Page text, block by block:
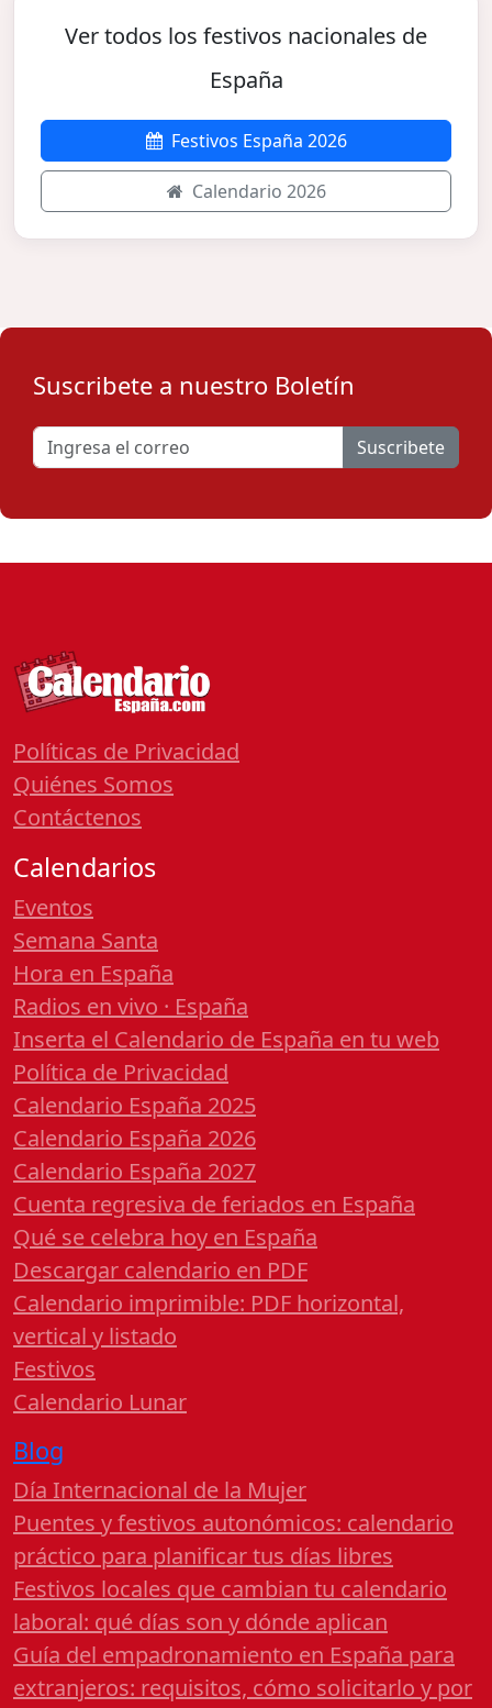
Ver todos los festivos nacionales de
España
Festivos España 2026
Calendario 2026
Suscribete a nuestro Boletín
Suscribete
Políticas de Privacidad
Quiénes Somos
Contáctenos
Calendarios
Eventos
Semana Santa
Hora en España
Radios en vivo · España
Inserta el Calendario de España en tu web
Política de Privacidad
Calendario España 2025
Calendario España 2026
Calendario España 2027
Cuenta regresiva de feriados en España
Qué se celebra hoy en España
Descargar calendario en PDF
Calendario imprimible: PDF horizontal,
vertical y listado
Festivos
Calendario Lunar
Blog
Día Internacional de la Mujer
Puentes y festivos autonómicos: calendario
práctico para planificar tus días libres
Festivos locales que cambian tu calendario
laboral: qué días son y dónde aplican
Guía del empadronamiento en España para
extranjeros: requisitos, cómo solicitarlo y por